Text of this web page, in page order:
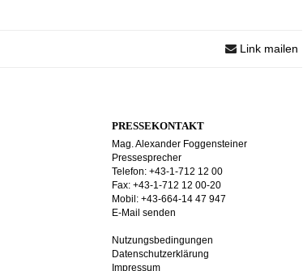
Link mailen
PRESSEKONTAKT
Mag. Alexander Foggensteiner
Pressesprecher
Telefon: +43-1-712 12 00
Fax: +43-1-712 12 00-20
Mobil: +43-664-14 47 947
E-Mail senden
Nutzungsbedingungen
Datenschutzerklärung
Impressum